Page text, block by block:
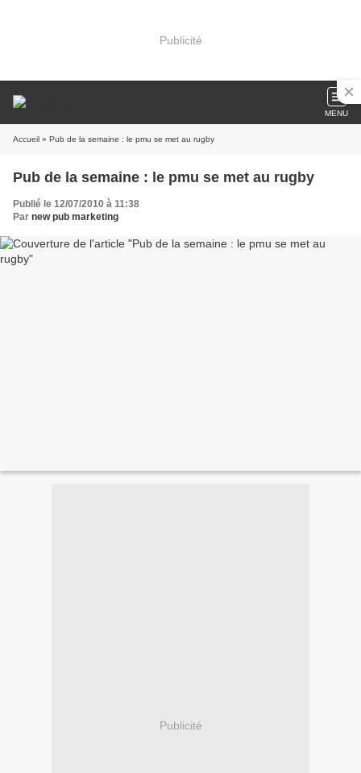
Publicité
MENU
Accueil » Pub de la semaine : le pmu se met au rugby
Pub de la semaine : le pmu se met au rugby
Publié le 12/07/2010 à 11:38
Par new pub marketing
Publicité